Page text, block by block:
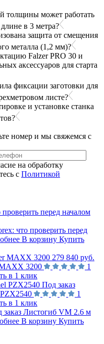
толщины может работать
в 3 метра?
защита от смещения
металла (1,2 мм)?
Falzer PRO 30 и
аксессуаров для старта
фиксации заготовки для
листе?
и установке станка
номер и мы свяжемся с
на обработку
с Политикой
что проверить перед
В корзину Купить
279 840 руб.
3200
1
в 1 клик
Под заказ
1
в 1 клик
заказ Листогиб VM 2.6 м
В корзину Купить